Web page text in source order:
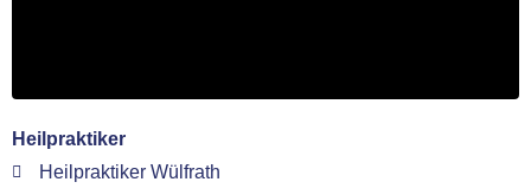
Heilpraktiker
Heilpraktiker Wülfrath